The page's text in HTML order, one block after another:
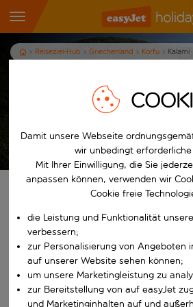
Reiseziel-Hub Griechenland Korfu Kalami
Ferien in Kalami
Ferien anzeigen
Finde deine perfekten Ferien
Beginne mit der Eingabe für die
Nach
Damit unsere Webseite
wir unbedingt erforderliche
Mit Ihrer Einwilligung, die Sie
anpassen können, verwenden wir
Cookie freie
die Leistung und Funktionalität
verbessern;
zur Personalisierung von Angeboten
auf unserer Website sehen können;
um unsere Marketingleistung zu
zur Bereitstellung von auf easyJet
und Marketinginhalten auf und